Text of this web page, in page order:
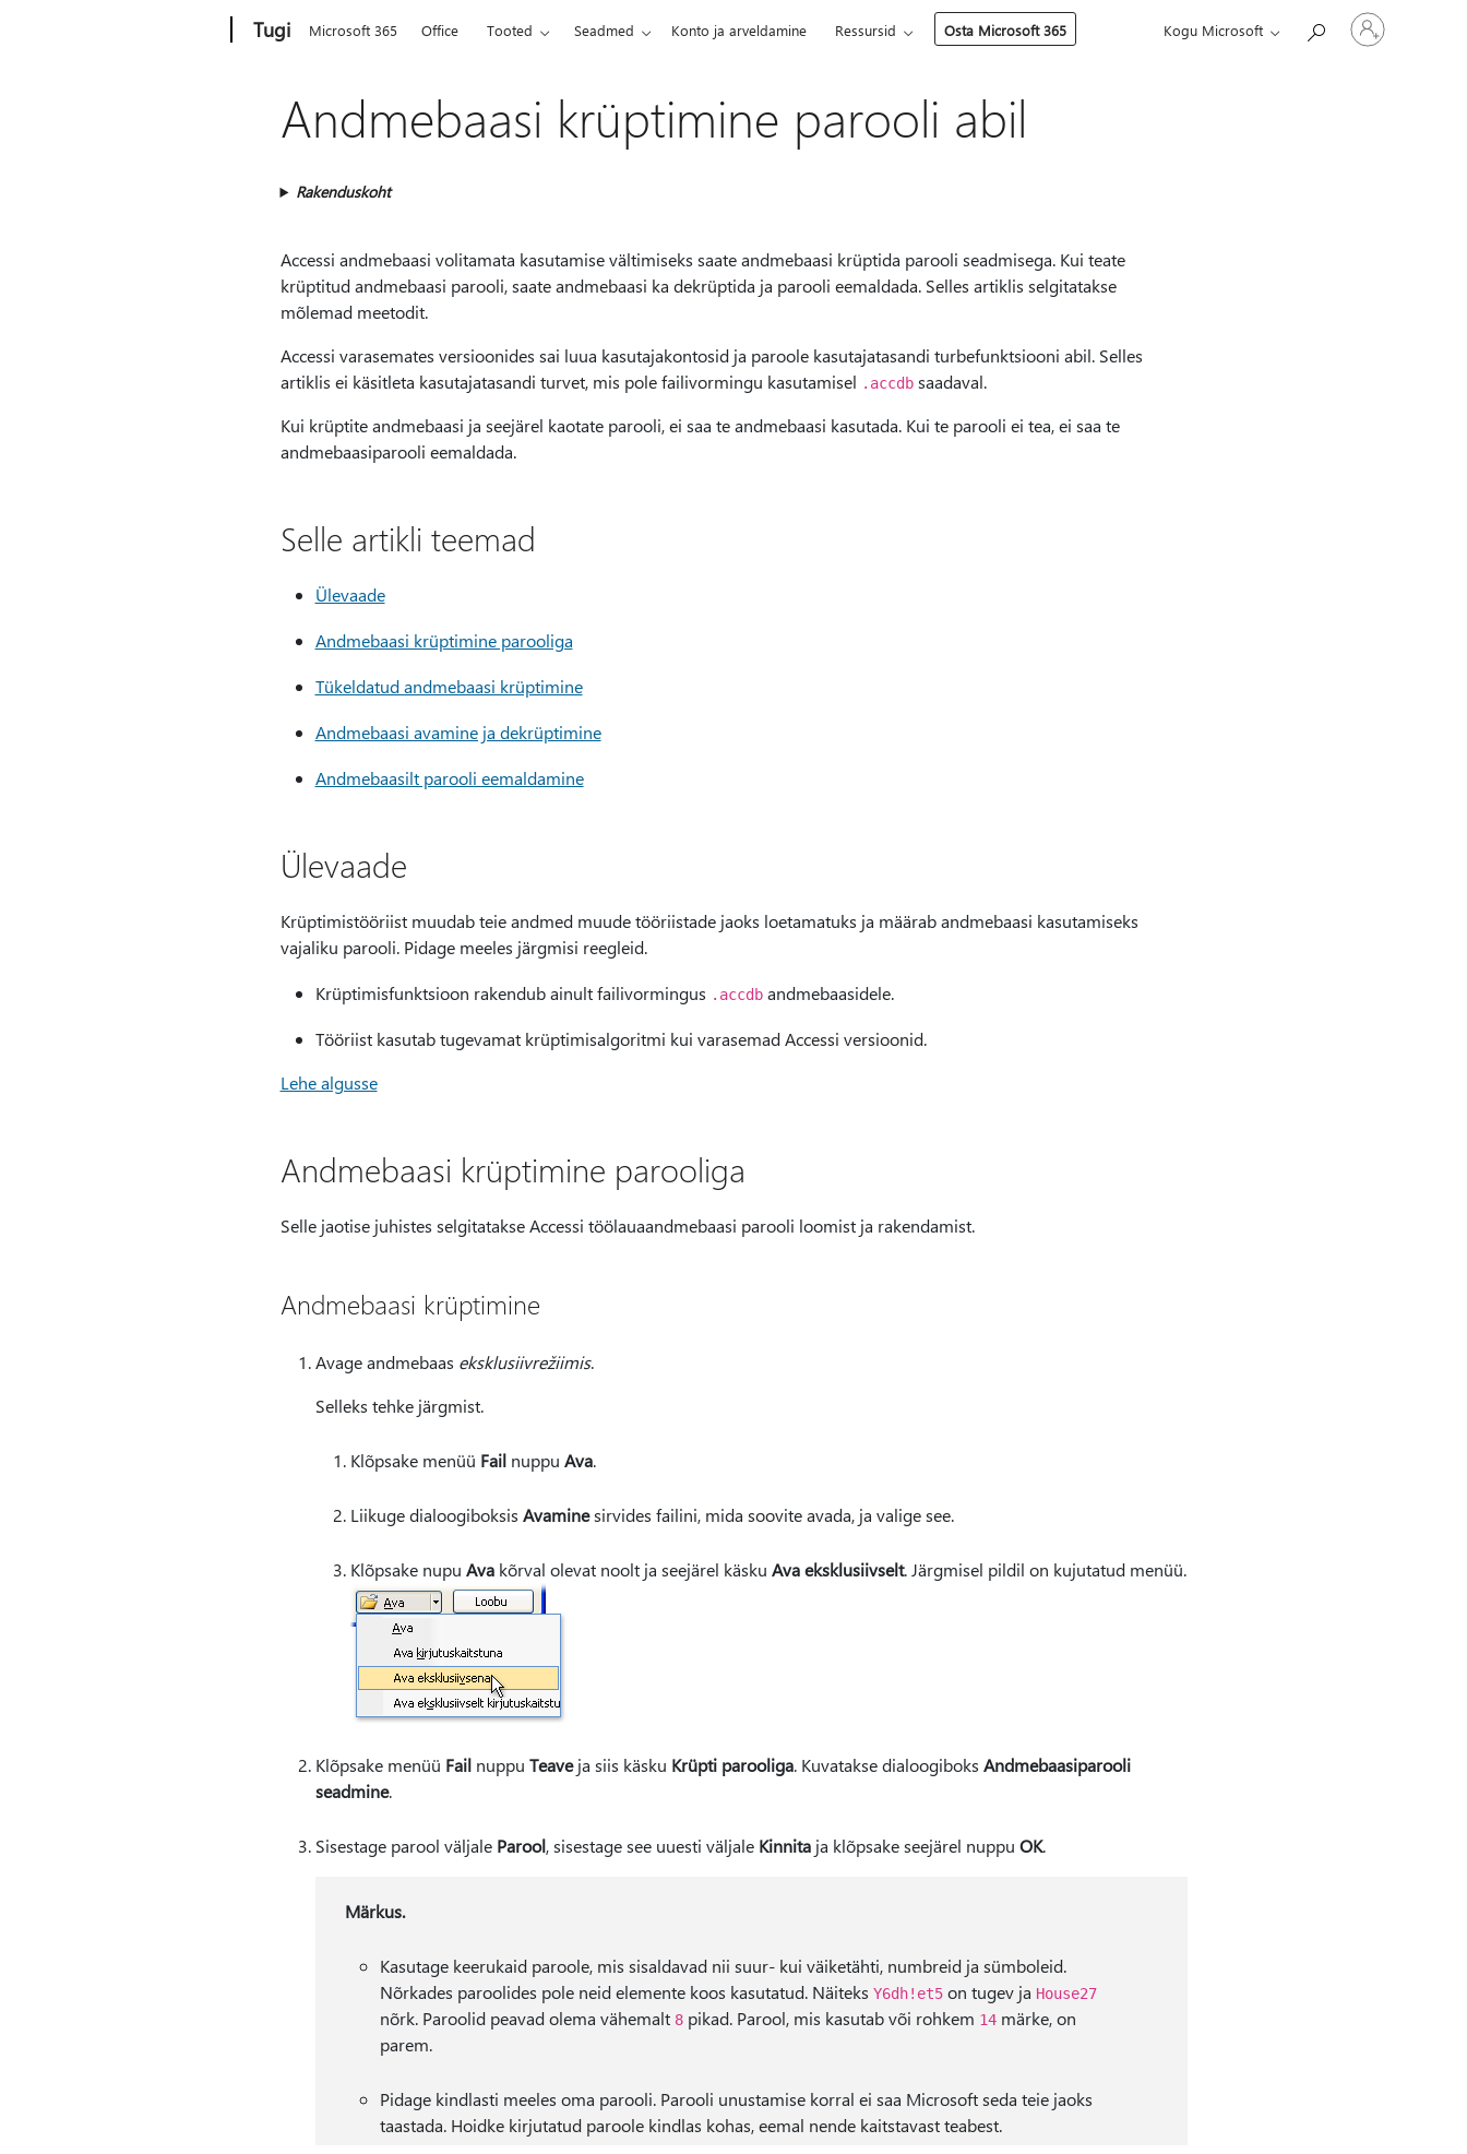
Tugi Microsoft 365 Office Tooted Seadmed Konto ja arveldamine Ressursid Osta Microsoft 365 Kogu Microsoft
Logige
sisse
oma
Andmebaasi krüptimine parooli abil
Rakenduskoht
Accessi andmebaasi volitamata kasutamise vältimiseks saate andmebaasi krüptida parooli seadmisega. Kui teate
krüptitud andmebaasi parooli, saate andmebaasi ka dekrüptida ja parooli eemaldada. Selles artiklis selgitatakse
mõlemad meetodit.
Accessi varasemates versioonides sai luua kasutajakontosid ja paroole kasutajatasandi turbefunktsiooni abil. Selles
artiklis ei käsitleta kasutajatasandi turvet, mis pole failivormingu kasutamisel .accdbsaadaval.
Kui krüptite andmebaasi ja seejärel kaotate parooli, ei saa te andmebaasi kasutada. Kui te parooli ei tea, ei saa te
andmebaasiparooli eemaldada.
Selle artikli teemad
Ülevaade
Andmebaasi krüptimine parooliga
Tükeldatud andmebaasi krüptimine
Andmebaasi avamine ja dekrüptimine
Andmebaasilt parooli eemaldamine
Ülevaade
Krüptimistööriist muudab teie andmed muude tööriistade jaoks loetamatuks ja määrab andmebaasi kasutamiseks
vajaliku parooli. Pidage meeles järgmisi reegleid.
Krüptimisfunktsioon rakendub ainult failivormingus .accdbandmebaasidele.
Tööriist kasutab tugevamat krüptimisalgoritmi kui varasemad Accessi versioonid.
Lehe algusse
Andmebaasi krüptimine parooliga
Selle jaotise juhistes selgitatakse Accessi töölauaandmebaasi parooli loomist ja rakendamist.
Andmebaasi krüptimine
Avage andmebaas eksklusiivrežiimis.
Selleks tehke järgmist.
Klõpsake menüü Failnuppu Ava.
Liikuge dialoogiboksis Avaminesirvides failini, mida soovite avada, ja valige see.
Klõpsake nupu Avakõrval olevat noolt ja seejärel käsku Ava eksklusiivselt. Järgmisel pildil on kujutatud menüü.
Klõpsake menüü Failnuppu Teaveja siis käsku Krüpti parooliga. Kuvatakse dialoogiboks Andmebaasiparooli
seadmine.
Sisestage parool väljale Parool, sisestage see uuesti väljale Kinnitaja klõpsake seejärel nuppu OK.
Märkus.
Kasutage keerukaid paroole, mis sisaldavad nii suur- kui väiketähti, numbreid ja sümboleid.
Nõrkades paroolides pole neid elemente koos kasutatud. NäiteksY6dh!et5 on tugev ja House27
nõrk. Paroolid peavad olema vähemalt 8 pikad. Parool, mis kasutab või rohkem 14 märke, on
parem.
Pidage kindlasti meeles oma parooli. Parooli unustamise korral ei saa Microsoft seda teie jaoks
taastada. Hoidke kirjutatud paroole kindlas kohas, eemal nende kaitstavast teabest.